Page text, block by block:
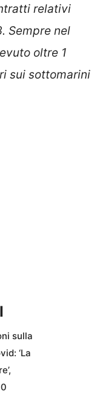
relativi
Sempre nel
oltre 1
sui sottomarini
sulla
‘La